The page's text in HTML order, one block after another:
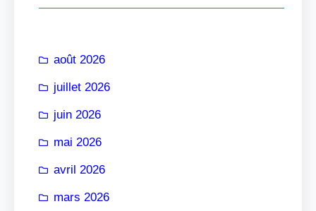
h
e
août 2026
juillet 2026
juin 2026
mai 2026
avril 2026
mars 2026